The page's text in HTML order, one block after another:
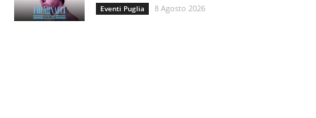
Eventi Puglia 8 Agosto 2026